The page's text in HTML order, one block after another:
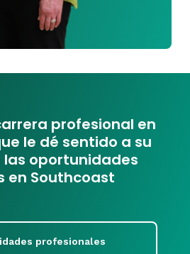
profesional en
le dé sentido a su
las oportunidades
en Southcoast
profesionales